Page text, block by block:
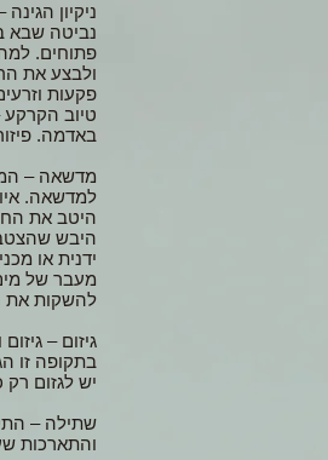
ניקיון
נביטה שבא
פתוחים.
ולבצע את
פקעות
טיוב
באדמה.
מדשאה –
למדשאה.
היטב את
היבש
ידנית או
מעבר של
להשקות את
גיזום –
בתקופה זו
יש לגזום רק
שתילה –
והתארכות